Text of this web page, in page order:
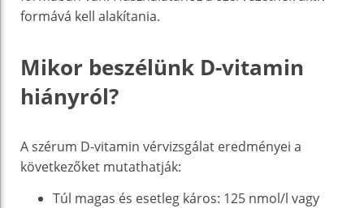
formává kell alakítania.
Mikor beszélünk D-vitamin
hiányról?
A szérum D-vitamin vérvizsgálat eredményei a
következőket mutathatják:
Túl magas és esetleg káros: 125 nmol/l vagy